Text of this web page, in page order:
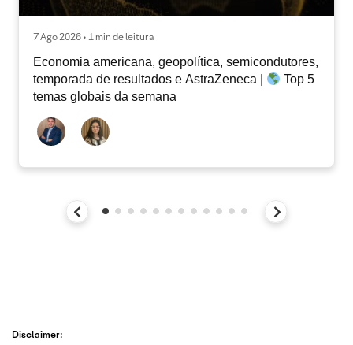
7 Ago 2026 • 1 min de leitura
Economia americana, geopolítica, semicondutores,
temporada de resultados e AstraZeneca |
Top 5
temas globais da semana
Disclaimer: